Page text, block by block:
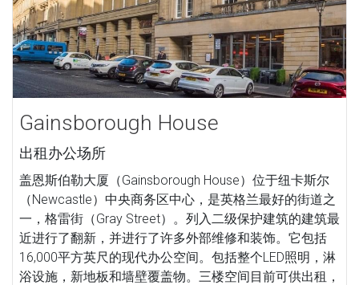
Gainsborough House
出租办公场所
盖恩斯伯勒大厦（Gainsborough House）位于纽卡斯尔
（Newcastle）中央商务区中心，是英格兰最好的街道之
一，格雷街（Gray Street）。列入二级保护建筑的建筑最
近进行了翻新，并进行了许多外部维修和装饰。它包括
16,000平方英尺的现代办公空间。包括整个LED照明，淋
浴设施，新地板和墙壁覆盖物。三楼空间目前可供出租，